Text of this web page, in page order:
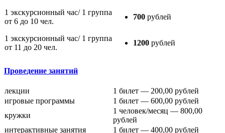
1 экскурсионный час/ 1 группа
от 6 до 10 чел.
700 рублей
1 экскурсионный час/ 1 группа
от 11 до 20 чел.
1200 рублей
Проведение занятий
лекции
1 билет — 200,00 рублей
игровые программы
1 билет — 600,00 рублей
кружки
1 человек/месяц — 800,00
рублей
интерактивные занятия
1 билет — 400,00 рублей